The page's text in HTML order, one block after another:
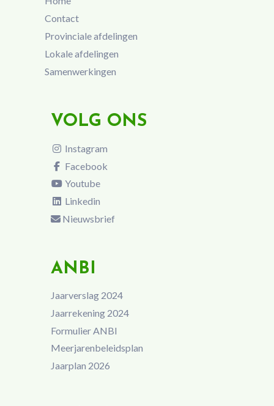
Contact
Provinciale afdelingen
Lokale afdelingen
Samenwerkingen
VOLG ONS
Instagram
Facebook
Youtube
Linkedin
Nieuwsbrief
ANBI
Jaarverslag 2024
Jaarrekening 2024
Formulier ANBI
Meerjarenbeleidsplan
Jaarplan 2026